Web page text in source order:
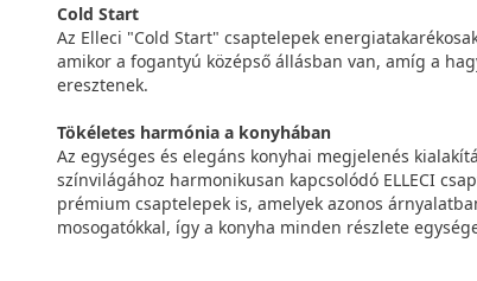
Cold Start
Az Elleci "Cold Start" csaptelepek
amikor a fogantyú középső állásban van, amíg a
eresztenek.
Tökéletes harmónia a konyhában
Az egységes és elegáns konyhai megjelenés
színvilágához harmonikusan kapcsolódó ELLECI
prémium csaptelepek is, amelyek azonos
mosogatókkal, így a konyha minden részlete